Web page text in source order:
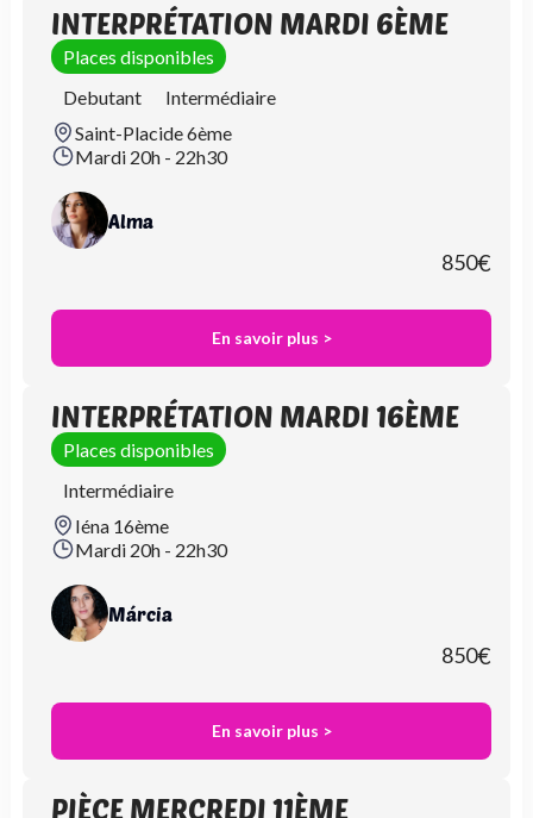
INTERPRÉTATION MARDI 6ÈME
Places disponibles
Debutant
Intermédiaire
Saint-Placide 6ème
Mardi 20h - 22h30
Alma
850€
En savoir plus >
INTERPRÉTATION MARDI 16ÈME
Places disponibles
Intermédiaire
Iéna 16ème
Mardi 20h - 22h30
Márcia
850€
En savoir plus >
PIÈCE MERCREDI 11ÈME